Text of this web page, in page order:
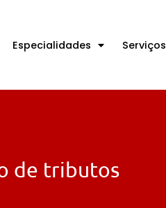
Especialidades Serviços
de tributos